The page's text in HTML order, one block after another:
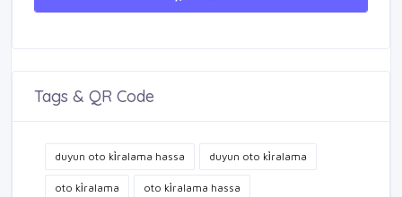
Tags & QR Code
duyun oto ki̇ralama hassa duyun oto ki̇ralama
oto ki̇ralama oto ki̇ralama hassa